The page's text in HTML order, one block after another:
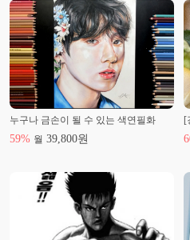
누구나 금손이 될 수 있는 색연필화
59% 월 39,800원